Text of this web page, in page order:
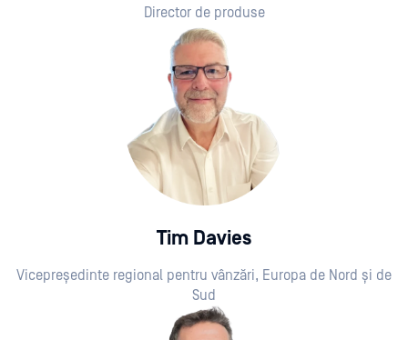
Director de produse
Tim Davies
Vicepreședinte regional pentru vânzări, Europa de Nord și de
Sud